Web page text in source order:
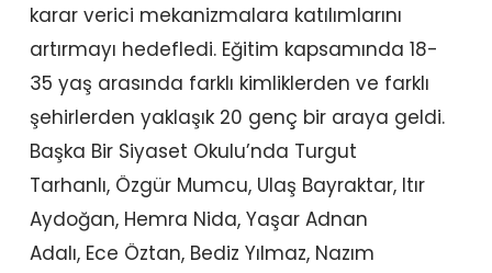
karar verici mekanizmalara katılımlarını
artırmayı hedefledi. Eğitim kapsamında 18-
35 yaş arasında farklı kimliklerden ve farklı
şehirlerden yaklaşık 20 genç bir araya geldi.
Başka Bir Siyaset Okulu’nda Turgut
Tarhanlı, Özgür Mumcu, Ulaş Bayraktar, Itır
Aydoğan, Hemra Nida, Yaşar Adnan
Adalı, Ece Öztan, Bediz Yılmaz, Nazım